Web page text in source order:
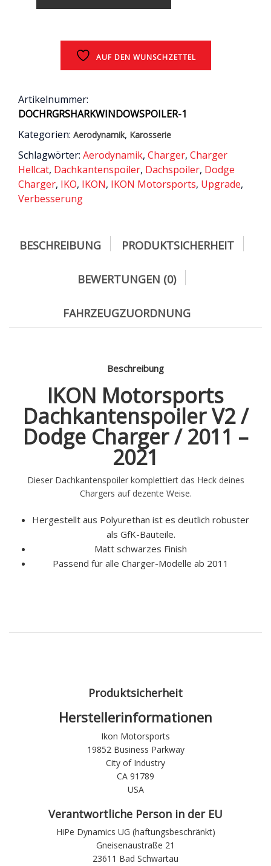
Dodge
AUF DEN WUNSCHZETTEL
Artikelnummer:
DOCHRGRSHARKWINDOWSPOILER-1
Kategorien: Aerodynamik, Karosserie
Schlagwörter: Aerodynamik, Charger, Charger
Hellcat, Dachkantenspoiler, Dachspoiler, Dodge
Charger, IKO, IKON, IKON Motorsports, Upgrade,
Verbesserung
BESCHREIBUNG PRODUKTSICHERHEIT
BEWERTUNGEN (0)
FAHRZEUGZUORDNUNG
Beschreibung
IKON Motorsports
Dachkantenspoiler V2 /
Dodge Charger / 2011 –
2021
Dieser Dachkantenspoiler komplettiert das Heck deines
Chargers auf dezente Weise.
Hergestellt aus Polyurethan ist es deutlich robuster
als GfK-Bauteile.
Matt schwarzes Finish
Passend für alle Charger-Modelle ab 2011
Produktsicherheit
Herstellerinformationen
Ikon Motorsports
19852 Business Parkway
City of Industry
CA 91789
USA
Verantwortliche Person in der EU
HiPe Dynamics UG (haftungsbeschränkt)
Gneisenaustraße 21
23611 Bad Schwartau